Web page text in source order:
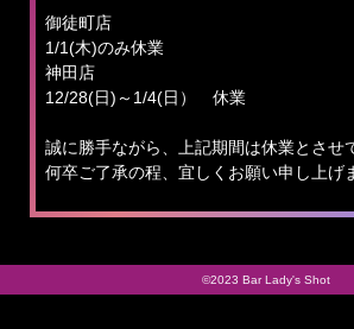
御徒町店
1/1(木)のみ休業
神田店
12/28(日)～1/4(日） 休業
誠に勝手ながら、上記期間は休業とさせ
何卒ご了承の程、宜しくお願い申し上げ
©2023 Bar Lady's Shot